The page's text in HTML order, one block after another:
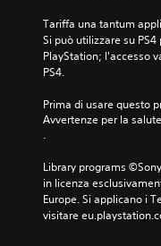
Tariffa una tantum
Si può utilizzare su
PlayStation; l'accesso
PS4.
Prima di usare questo
Avvertenze per la salute
.
Library programs
in licenza
Europe. Si applicano i
visitare